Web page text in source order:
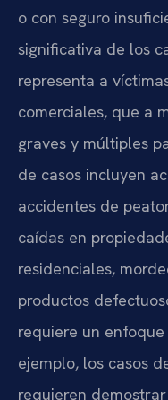
o con seguro
significativa de los
representa a
comerciales, que a
graves y múltiples
de casos incluyen
accidentes de
caídas en
residenciales,
productos
requiere un
ejemplo, los casos
requieren